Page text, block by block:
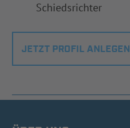
Schiedsrichter
JETZT PROFIL ANLEGEN